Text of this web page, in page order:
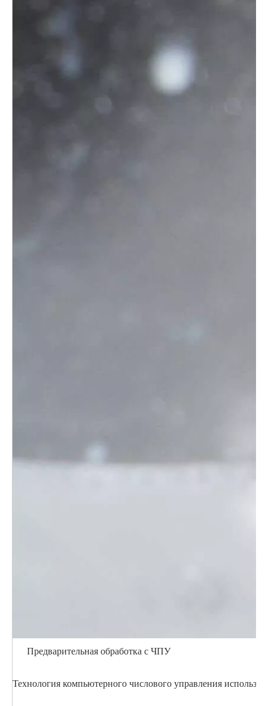
Предварительная обработка с ЧПУ
Технология компьютерного числового управления